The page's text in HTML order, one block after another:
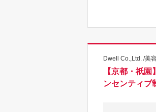
Dwell Co.,Ltd. /美
【京都・祇
ンセンティブ